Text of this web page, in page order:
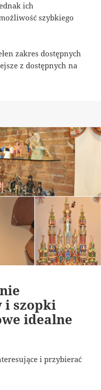
ich
szybkiego
zakres dostępnych
z dostępnych na
i szopki
idealne
i przybierać